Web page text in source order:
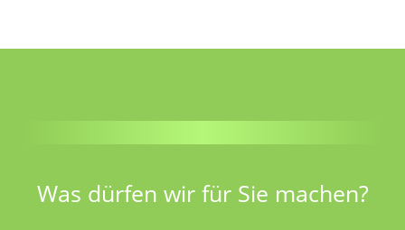
Was dürfen wir für Sie machen?